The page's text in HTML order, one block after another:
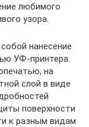
любимого
узора.
нанесение
УФ-принтера.
на
слой в виде
поверхности
к разным видам